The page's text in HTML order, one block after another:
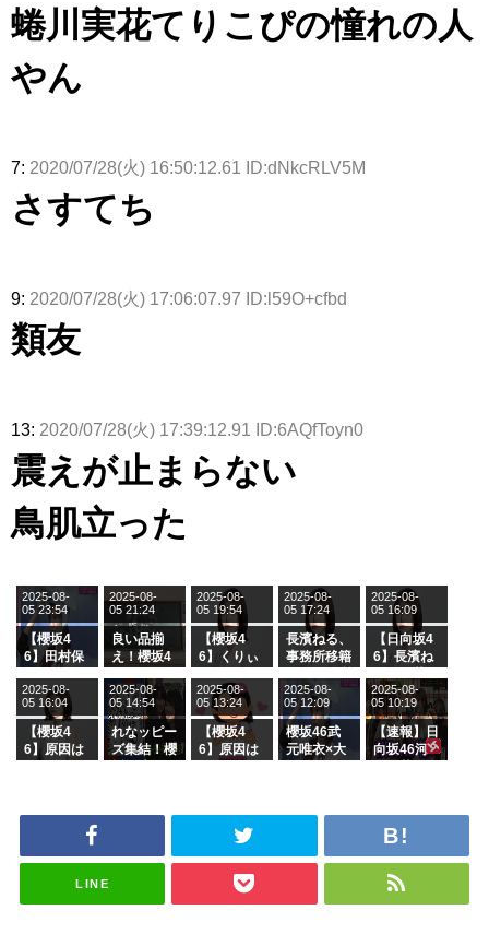
蜷川実花てりこぴの憧れの人
やん
7: 2020/07/28(火) 16:50:12.61 ID:dNkcRLV5M
さすてち
9: 2020/07/28(火) 17:06:07.97 ID:l59O+cfbd
類友
13: 2020/07/28(火) 17:39:12.91 ID:6AQfToyn0
震えが止まらない
鳥肌立った
【櫻坂4
6】田村保
ージを脱い
でいた理由
2025-08-
05 23:54
良い品揃
え！櫻坂4
グル『Mak
e or Brea
k』オフィ
シャルグッ
ズ絶賛販売
2025-08-
05 21:24
【櫻坂4
6】くりぃ
の2人を手
玉に取る大
沼晶保【く
りぃむナン
タラ】
2025-08-
05 19:54
長濱ねる、
事務所移籍
属を発表
2025-08-
05 17:24
【日向坂4
6】長濱ね
ら移籍しフ
ラーム所属
に。これで
事務所に所
属している
がこちら
2025-08-
05 16:09
【櫻坂4
6】原因は
ざわつかせ
2025-08-
05 16:04
れなッピー
ズ集結！櫻
「ラヴィッ
スタジオ出
2025-08-
05 14:54
【櫻坂4
6】原因は
ざわつかせ
2025-08-
05 13:24
櫻坂46武
元唯衣×大
さんに恐怖
ナンタラ】
2025-08-
05 12:09
【速報】日
向坂46河
2025-08-
05 10:19
LINE